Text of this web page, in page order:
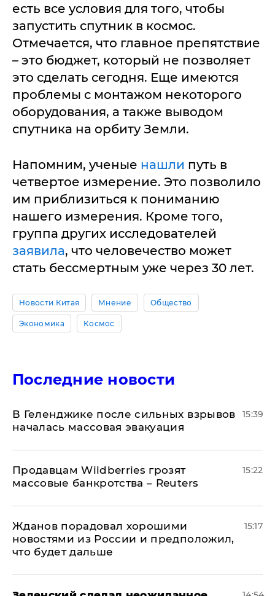
есть все условия для того, чтобы
запустить спутник в космос.
Отмечается, что главное препятствие
– это бюджет, который не позволяет
это сделать сегодня. Еще имеются
проблемы с монтажом некоторого
оборудования, а также выводом
спутника на орбиту Земли.
Напомним, ученые нашли путь в
четвертое измерение. Это позволило
им приблизиться к пониманию
нашего измерения. Кроме того,
группа других исследователей
заявила, что человечество может
стать бессмертным уже через 30 лет.
Новости Китая Мнение Общество
Экономика Космос
Последние новости
В Геленджике после сильных взрывов
началась массовая эвакуация
15:39
Продавцам Wildberries грозят
массовые банкротства – Reuters
15:22
Жданов порадовал хорошими
новостями из России и предположил,
что будет дальше
15:17